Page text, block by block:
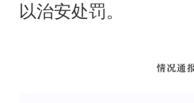
以治安处罚。